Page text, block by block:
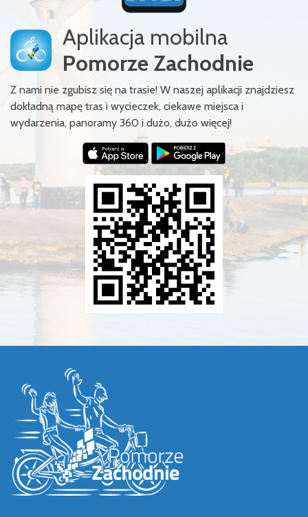
Aplikacja mobilna
Pomorze Zachodnie
Z nami nie zgubisz się na trasie! W naszej aplikacji znajdziesz
dokładną mapę tras i wycieczek, ciekawe miejsca i
wydarzenia, panoramy 360 i dużo, dużo więcej!